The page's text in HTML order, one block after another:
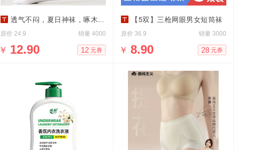
透气不闷，夏日神袜，啄木鸟袜子5双
原价 24.9 销量 4000
￥ 12.90 12 元券
【5双】三枪网眼男女短筒袜
原价 36.9 销量 3000
￥ 8.90 28 元券